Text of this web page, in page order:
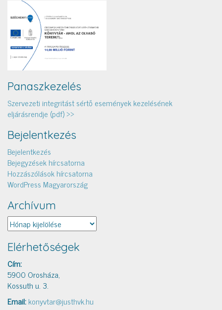
Panaszkezelés
Szervezeti integritást sértő események kezelésének
eljárásrendje (pdf) >>
Bejelentkezés
Bejelentkezés
Bejegyzések hírcsatorna
Hozzászólások hírcsatorna
WordPress Magyarország
Archívum
Archívum
Elérhetőségek
Cím:
5900 Orosháza,
Kossuth u. 3.
Email:konyvtar@justhvk.hu